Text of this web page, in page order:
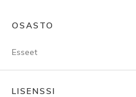
OSASTO
Esseet
LISENSSI